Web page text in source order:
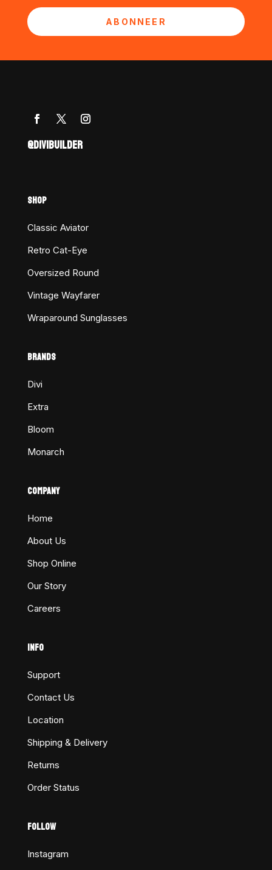
ABONNEER
@DIVIBUILDER
SHOP
Classic Aviator
Retro Cat-Eye
Oversized Round
Vintage Wayfarer
Wraparound Sunglasses
BRANDS
Divi
Extra
Bloom
Monarch
COMPANY
Home
About Us
Shop Online
Our Story
Careers
INFO
Support
Contact Us
Location
Shipping & Delivery
Returns
Order Status
FOLLOW
Instagram